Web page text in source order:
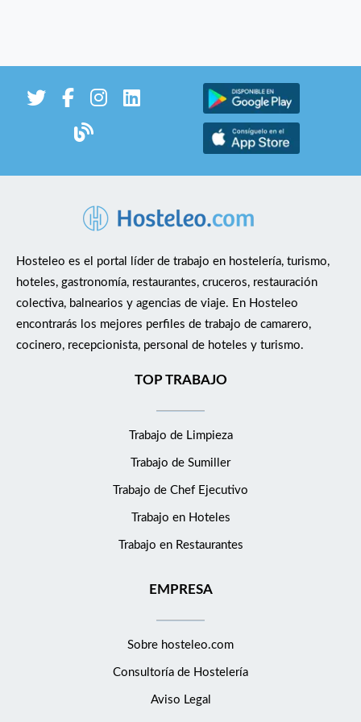
Hosteleo es el portal líder de trabajo en hostelería, turismo,
hoteles, gastronomía, restaurantes, cruceros, restauración
colectiva, balnearios y agencias de viaje. En Hosteleo
encontrarás los mejores perfiles de trabajo de camarero,
cocinero, recepcionista, personal de hoteles y turismo.
TOP TRABAJO
Trabajo de Limpieza
Trabajo de Sumiller
Trabajo de Chef Ejecutivo
Trabajo en Hoteles
Trabajo en Restaurantes
EMPRESA
Sobre hosteleo.com
Consultoría de Hostelería
Aviso Legal